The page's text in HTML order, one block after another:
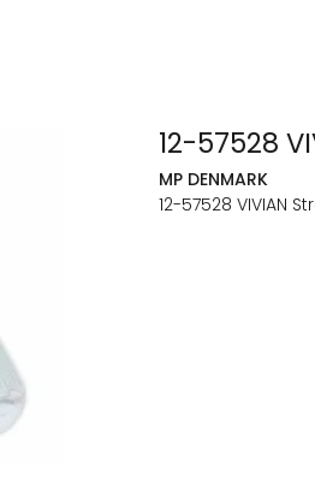
12-57528
MP DENMARK
12-57528 VIVIAN